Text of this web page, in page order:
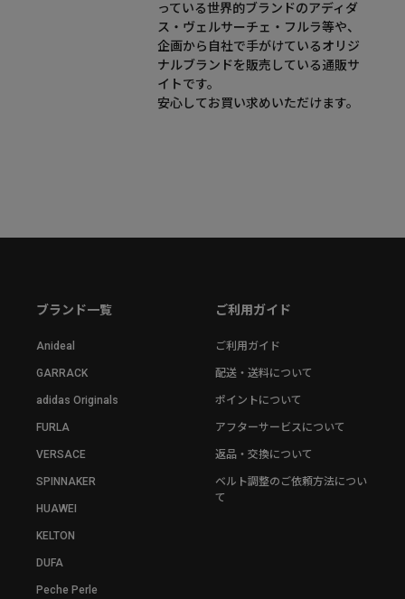
っている世界的ブランドのアディダ
ス・ヴェルサーチェ・フルラ等や、
企画から自社で手がけているオリジ
ナルブランドを販売している通販サ
イトです。
安心してお買い求めいただけます。
ブランド一覧
Anideal
GARRACK
adidas Originals
FURLA
VERSACE
SPINNAKER
HUAWEI
KELTON
DUFA
Peche Perle
ご利用ガイド
ご利用ガイド
配送・送料について
ポイントについて
アフターサービスについて
返品・交換について
ベルト調整のご依頼方法につい
て